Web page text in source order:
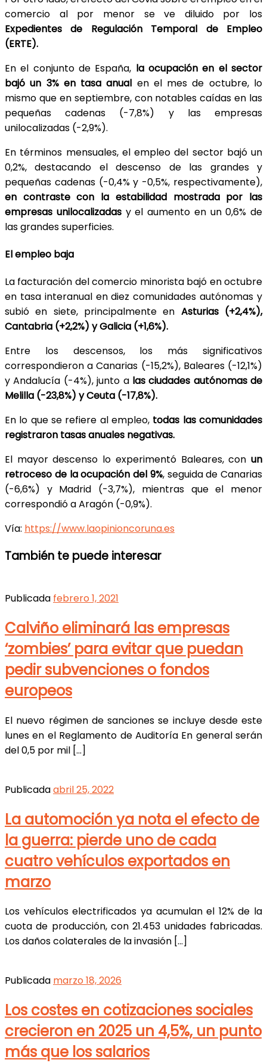
comercio al por menor se ve diluido por los
Expedientes de Regulación Temporal de Empleo
(ERTE).
En el conjunto de España, la ocupación en el sector
bajó un 3% en tasa anual en el mes de octubre, lo
mismo que en septiembre, con notables caídas en las
pequeñas cadenas (-7,8%) y las empresas
unilocalizadas (-2,9%).
En términos mensuales, el empleo del sector bajó un
0,2%, destacando el descenso de las grandes y
pequeñas cadenas (-0,4% y -0,5%, respectivamente),
en contraste con la estabilidad mostrada por las
empresas unilocalizadas y el aumento en un 0,6% de
las grandes superficies.
El empleo baja
La facturación del comercio minorista bajó en octubre
en tasa interanual en diez comunidades autónomas y
subió en siete, principalmente en Asturias (+2,4%),
Cantabria (+2,2%) y Galicia (+1,6%).
Entre los descensos, los más significativos
correspondieron a Canarias (-15,2%), Baleares (-12,1%)
y Andalucía (-4%), junto a las ciudades autónomas de
Melilla (-23,8%) y Ceuta (-17,8%).
En lo que se refiere al empleo, todas las comunidades
registraron tasas anuales negativas.
El mayor descenso lo experimentó Baleares, con un
retroceso de la ocupación del 9%, seguida de Canarias
(-6,6%) y Madrid (-3,7%), mientras que el menor
correspondió a Aragón (-0,9%).
Vía: https://www.laopinioncoruna.es
También te puede interesar
Publicada febrero 1, 2021
Calviño eliminará las empresas
‘zombies’ para evitar que puedan
pedir subvenciones o fondos
europeos
El nuevo régimen de sanciones se incluye desde este
lunes en el Reglamento de Auditoría En general serán
del 0,5 por mil […]
Publicadaabril 25, 2022
La automoción ya nota el efecto de
la guerra: pierde uno de cada
cuatro vehículos exportados en
marzo
Los vehículos electrificados ya acumulan el 12% de la
cuota de producción, con 21.453 unidades fabricadas.
Los daños colaterales de la invasión […]
Publicada marzo 18, 2026
Los costes en cotizaciones sociales
crecieron en 2025 un 4,5%, un punto
más que los salarios